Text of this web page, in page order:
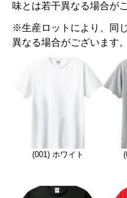
味とは若干異なる場合が
※生産ロットにより、同
異なる場合がございます。
(001) ホワイト